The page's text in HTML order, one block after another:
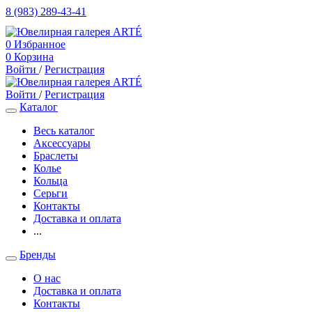
8 (983) 289-43-41
0 Избранное
0 Корзина
Войти / Регистрация
Войти / Регистрация
Каталог
Весь каталог
Аксессуары
Браслеты
Колье
Кольца
Серьги
Контакты
Доставка и оплата
...
Бренды
О нас
Доставка и оплата
Контакты